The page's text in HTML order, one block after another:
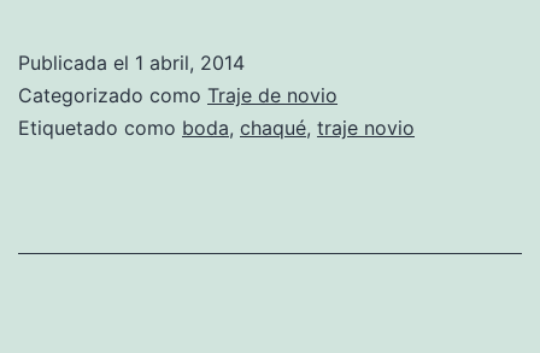
(Parte
1)
Publicada el 1 abril, 2014
Categorizado como Traje de novio
Etiquetado como boda, chaqué, traje novio